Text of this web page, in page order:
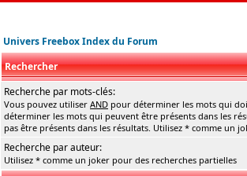
Univers Freebox Index du Forum
Rechercher
Recherche par mots-clés:
Vous pouvez utiliser AND pour déterminer les mots qui
déterminer les mots qui peuvent être présents dans les
pas être présents dans les résultats. Utilisez * comme un
Recherche par auteur:
Utilisez * comme un joker pour des recherches partielles